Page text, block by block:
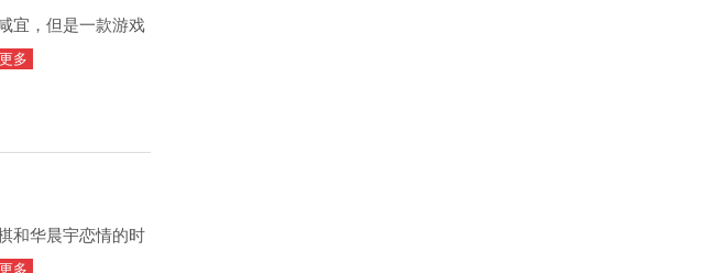
宜，但是一款游戏
更多
和华晨宇恋情的时
更多